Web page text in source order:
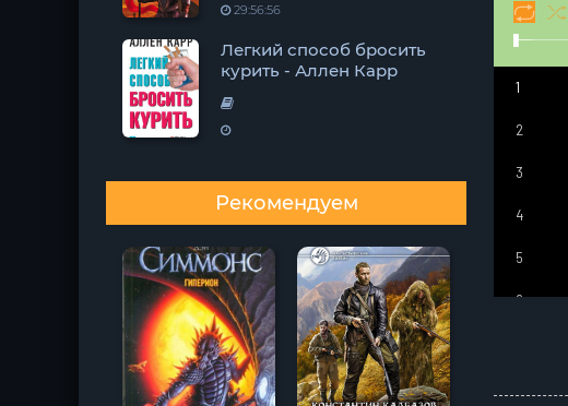
29:56:56
Легкий способ бросить
курить - Аллен Карр
Рекомендуем
1
2
3
4
5
6